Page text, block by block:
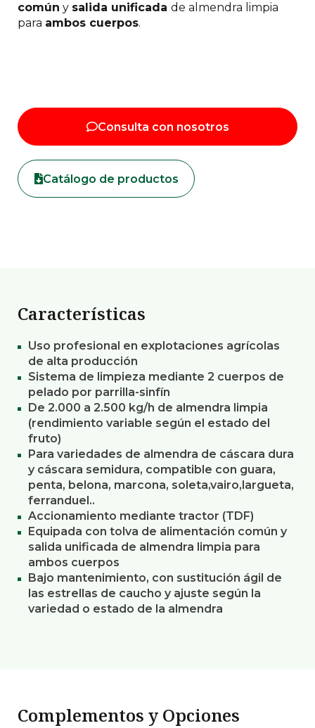
común y salida unificada de almendra limpia
para ambos cuerpos.
Consulta con nosotros
Catálogo de productos
Características
Uso profesional en explotaciones agrícolas
de alta producción
Sistema de limpieza mediante 2 cuerpos de
pelado por parrilla-sinfín
De 2.000 a 2.500 kg/h de almendra limpia
(rendimiento variable según el estado del
fruto)
Para variedades de almendra de cáscara dura
y cáscara semidura, compatible con guara,
penta, belona, marcona, soleta,vairo,largueta,
ferranduel..
Accionamiento mediante tractor (TDF)
Equipada con tolva de alimentación común y
salida unificada de almendra limpia para
ambos cuerpos
Bajo mantenimiento, con sustitución ágil de
las estrellas de caucho y ajuste según la
variedad o estado de la almendra
Complementos y Opciones